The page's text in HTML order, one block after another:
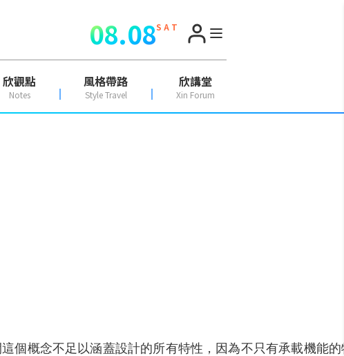
08.08S A T
欣觀點
Notes
風格帶路
Style Travel
欣講堂
Xin Forum
概念不足以涵蓋設計的所有特性，因為不只有承載機能